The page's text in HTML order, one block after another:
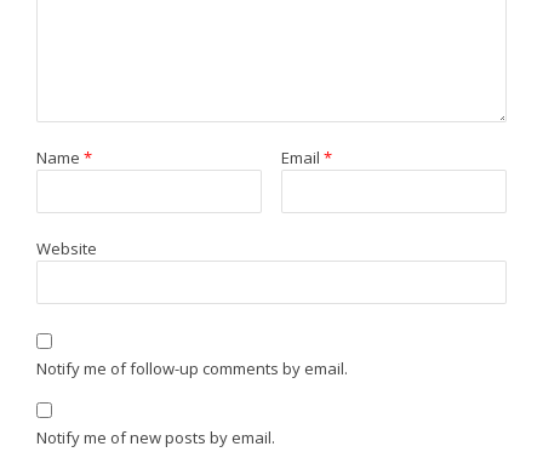
Name * Email *
Website
Notify me of follow-up comments by email.
Notify me of new posts by email.